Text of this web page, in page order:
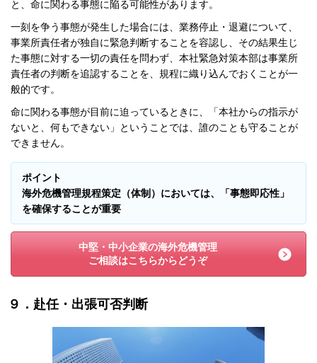
と、命に関わる事態に陥る可能性があります。
一刻を争う事態が発生した場合には、業務停止・退避について、
事業所責任者が独自に緊急判断することを容認し、その結果生じ
た事態に対する一切の責任を問わず、本社緊急対策本部は事業所
責任者の判断を追認することを、規程に織り込んでおくことが一
般的です。
命に関わる事態が目前に迫っているときに、「本社からの指示が
ないと、何もできない」ということでは、誰のことも守ることが
できません。
ポイント
海外危機管理規程策定（体制）においては、「事態即応性」
を確保することが重要
中堅・中小企業の海外危機管理
ご相談はこちらからどうぞ
９．赴任・出張可否判断